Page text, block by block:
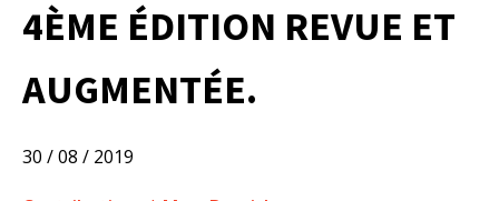
4ÈME ÉDITION REVUE ET
AUGMENTÉE.
30 / 08 / 2019